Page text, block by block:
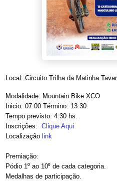
Local: Circuito Trilha da Matinha
Modalidade: Mountain Bike XCO
Inicio: 07:00 Término: 13:30
Tempo previsto: 4:30 hs.
Inscrições: Clique Aqui
Localização link
Premiação:
Pódio 1⁰ ao 10⁰ de cada categoria.
Medalhas de participação.